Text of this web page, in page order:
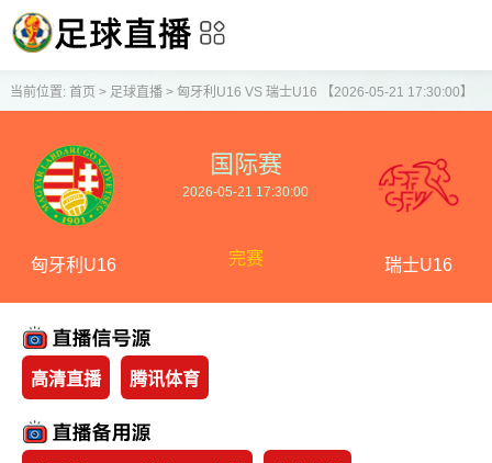
当前位置: 首页 > 足球直播> 匈牙利U16 VS 瑞士U16 【2026-05-21 17:30:00】
匈牙利U16
国际赛
2026-05-21 17:30:00
完赛 瑞士U16
高清直播 腾讯体育